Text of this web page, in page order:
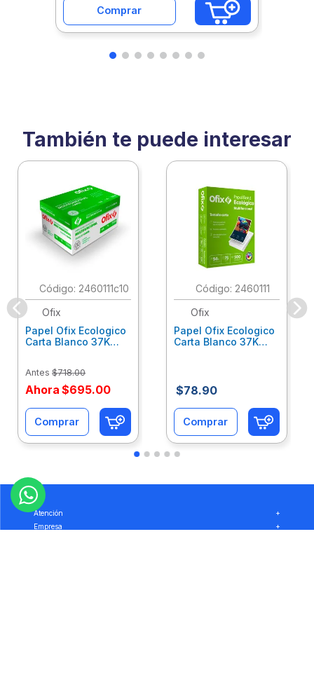
Comprar
También te puede interesar
: 2460111c10
Ofix
Papel Ofix Ecologico
Carta Blanco 37K
Antes $718.00
Ahora $695.00
Comprar
: 2460111
Ofix
Papel Ofix Ecologico
Carta Blanco 37K
$78.90
Comprar
Atención
+
Empresa
+